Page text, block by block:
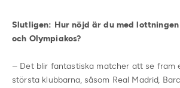
Slutligen: Hur nöjd är du med
och Olympiakos?
– Det blir fantastiska matcher att se fram
största klubbarna, såsom Real Madrid,